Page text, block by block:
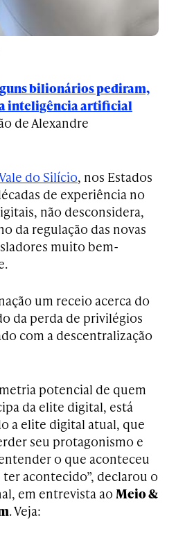
bilionários pediram,
inteligência artificial
de Alexandre
do Silício, nos Estados
de experiência no
não desconsidera,
da regulação das novas
muito bem-
um receio acerca do
da perda de privilégios
com a descentralização
potencial de quem
da elite digital, está
a elite digital atual, que
seu protagonismo e
o que aconteceu
acontecido”, declarou o
em entrevista ao Meio &
. Veja: